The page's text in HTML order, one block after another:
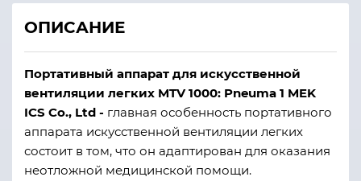
ОПИСАНИЕ
Портативный аппарат для искусственной
вентиляции легких MTV 1000: Pneuma 1 MEK
ICS Co., Ltd - главная особенность портативного
аппарата искусственной вентиляции легких
состоит в том, что он адаптирован для оказания
неотложной медицинской помощи.